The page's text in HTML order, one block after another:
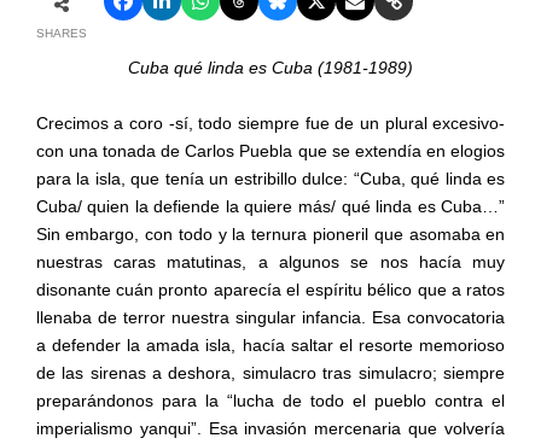
SHARES
Cuba qué linda es Cuba (1981-1989)
Crecimos a coro -sí, todo siempre fue de un plural excesivo-
con una tonada de Carlos Puebla que se extendía en elogios
para la isla, que tenía un estribillo dulce: “Cuba, qué linda es
Cuba/ quien la defiende la quiere más/ qué linda es Cuba…”
Sin embargo, con todo y la ternura pioneril que asomaba en
nuestras caras matutinas, a algunos se nos hacía muy
disonante cuán pronto aparecía el espíritu bélico que a ratos
llenaba de terror nuestra singular infancia. Esa convocatoria
a defender la amada isla, hacía saltar el resorte memorioso
de las sirenas a deshora, simulacro tras simulacro; siempre
preparándonos para la “lucha de todo el pueblo contra el
imperialismo yanqui”. Esa invasión mercenaria que volvería